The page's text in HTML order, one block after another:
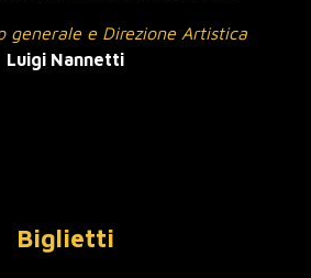
generale e Direzione Artistica
Luigi Nannetti
Biglietti